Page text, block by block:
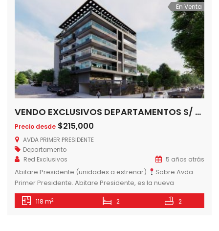
En Venta
VENDO EXCLUSIVOS DEPARTAMENTOS S/ AVDA PRIMER PRESIDENTE
Precio desde $215,000
AVDA PRIMER PRESIDENTE
Departamento
Red Exclusivos
5 años atrás
Abitare Presidente (unidades a estrenar)
Sobre Avda.
Primer Presidente. Abitare Presidente, es la nueva
propuesta de 12 amplias unidades de estilo, distribuidas en
tres unidades por piso, de 2 y 3 dormitorios, ideal para vivir
118 m2 2 2